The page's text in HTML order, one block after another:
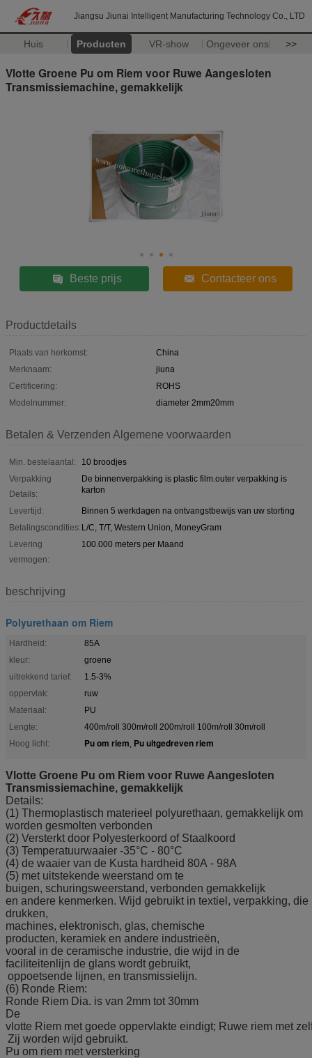
Jiangsu Jiunai Intelligent Manufacturing Technology Co., LTD
Huis Producten VR-show Ongeveer ons >>
Vlotte Groene Pu om Riem voor Ruwe Aangesloten
Transmissiemachine, gemakkelijk
Beste prijs Contacteer ons
Productdetails
Plaats van herkomst:
China
Merknaam:
jiuna
Certificering:
ROHS
Modelnummer:
diameter 2mm20mm
Betalen & Verzenden Algemene voorwaarden
Min. bestelaantal:
10 broodjes
Verpakking
Details:
De binnenverpakking is plastic film.outer verpakking is
karton
Levertijd:
Binnen 5 werkdagen na ontvangstbewijs van uw storting
Betalingscondities: L/C, T/T, Western Union, MoneyGram
Levering
vermogen:
100.000 meters per Maand
beschrijving
Polyurethaan om Riem
Hardheid:
85A
kleur:
groene
uitrekkend tarief:
1.5-3%
oppervlak:
ruw
Materiaal:
PU
Lengte:
400m/roll 300m/roll 200m/roll 100m/roll 30m/roll
Hoog licht:
Pu om riem, Pu uitgedreven riem
Vlotte Groene Pu om Riem voor Ruwe Aangesloten
Transmissiemachine, gemakkelijk
Details:
(1) Thermoplastisch materieel polyurethaan, gemakkelijk om
worden gesmolten verbonden
(2) Versterkt door Polyesterkoord of Staalkoord
(3) Temperatuurwaaier -35°C - 80°C
(4) de waaier van de Kusta hardheid 80A - 98A
(5) met uitstekende weerstand om te
buigen, schuringsweerstand, verbonden gemakkelijk
en andere kenmerken. Wijd gebruikt in textiel, verpakking, die
drukken,
machines, elektronisch, glas, chemische
producten, keramiek en andere industrieën,
vooral in de ceramische industrie, die wijd in de
faciliteitenlijn de glans wordt gebruikt,
oppoetsende lijnen, en transmissielijn.
(6) Ronde Riem:
Ronde Riem Dia. is van 2mm tot 30mm
De
vlotte Riem met goede oppervlakte eindigt; Ruwe riem met
Zij worden wijd gebruikt.
Pu om riem met versterking